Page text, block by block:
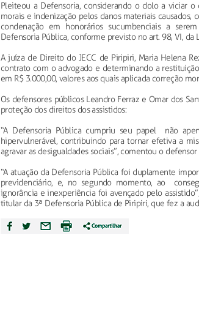
Pleiteou a Defensoria, considerando o dolo a viciar o
morais e indenização pelos danos materiais
condenação em honorários sucumbenciais a
Defensoria Pública, conforme previsto no art. 98, VI,
A juíza de Direito do JECC de Piripiri, Maria Helena
contrato com o advogado e determinando a
em R$ 3.000,00, valores aos quais aplicada correção
Os defensores públicos Leandro Ferraz e Omar dos
proteção dos direitos dos assistidos:
“A Defensoria Pública cumpriu seu papel não
hipervulnerável, contribuindo para tornar efetiva a
agravar as desigualdades sociais”, comentou o
“A atuação da Defensoria Pública foi duplamente
previdenciário, e, no segundo momento, ao
ignorância e inexperiência foi avençado pelo
titular da 3ª Defensoria Pública de Piripiri, que fez a